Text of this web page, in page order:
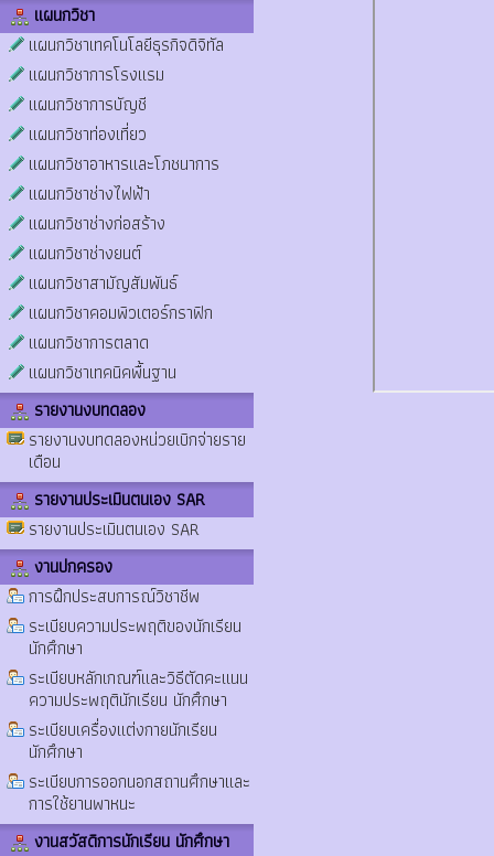
แผนกวิชา
แผนกวิชาเทคโนโลยีธุรกิจดิจิทัล
แผนกวิชาการโรงแรม
แผนกวิชาการบัญชี
แผนกวิชาท่องเที่ยว
แผนกวิชาอาหารและโภชนาการ
แผนกวิชาช่างไฟฟ้า
แผนกวิชาช่างก่อสร้าง
แผนกวิชาช่างยนต์
แผนกวิชาสามัญสัมพันธ์
แผนกวิชาคอมพิวเตอร์กราฟิก
แผนกวิชาการตลาด
แผนกวิชาเทคนิคพื้นฐาน
รายงานงบทดลอง
รายงานงบทดลองหน่วยเบิกจ่ายราย
เดือน
รายงานประเมินตนเอง SAR
รายงานประเมินตนเอง SAR
งานปกครอง
การฝึกประสบการณ์วิชาชีพ
ระเบียบความประพฤติของนักเรียน
นักศึกษา
ระเบียบหลักเกณฑ์และวิธีตัดคะแนน
ความประพฤตินักเรียน นักศึกษา
ระเบียบเครื่องแต่งกายนักเรียน
นักศึกษา
ระเบียบการออกนอกสถานศึกษาและ
การใช้ยานพาหนะ
งานสวัสดิการนักเรียน นักศึกษา